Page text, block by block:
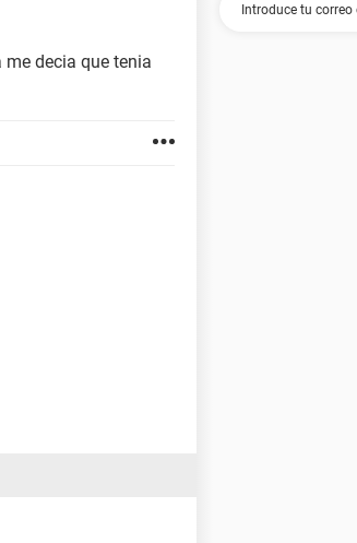
decia que tenia